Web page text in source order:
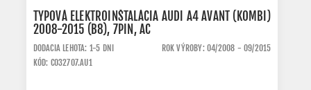
TYPOVÁ ELEKTROINŠTALÁCIA AUDI A4 AVANT (KOMBI)
2008-2015 (B8), 7PIN, AC
DODACIA LEHOTA: 1-5 DNI
ROK VÝROBY: 04/2008 - 09/2015
KÓD: C032707.AU1